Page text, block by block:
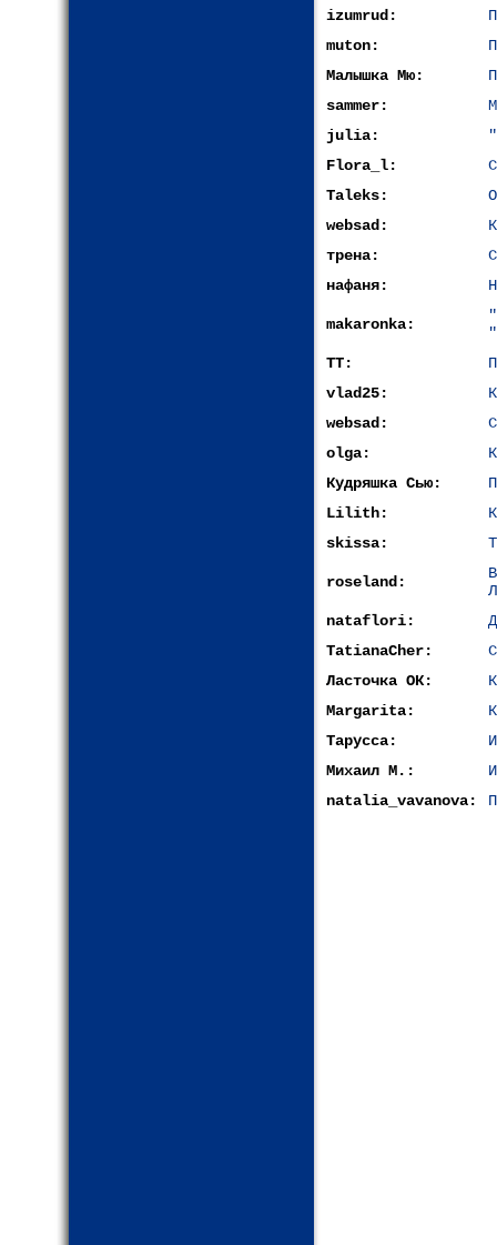
izumrud:
muton:
Малышка Мю:
sammer:
julia:
Flora_l:
Taleks:
websad:
трена:
нафаня:
makaronka:
ТТ:
vlad25:
websad:
olga:
Кудряшка Сью:
Lilith:
skissa:
roseland:
nataflori:
TatianaCher:
Ласточка ОК:
Margarita:
Тарусса:
Михаил М.:
natalia_vavanova: